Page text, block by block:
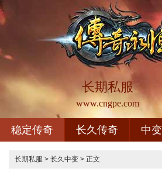
长期私服
www.cngpe.com
稳定传奇 长久传奇 中
长期私服 > 长久中变 > 正文